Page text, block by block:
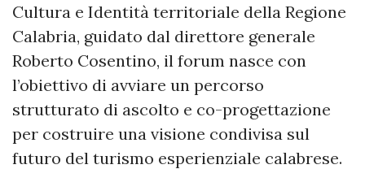
Cultura e Identità territoriale della Regione
Calabria, guidato dal direttore generale
Roberto Cosentino, il forum nasce con
l’obiettivo di avviare un percorso
strutturato di ascolto e co-progettazione
per costruire una visione condivisa sul
futuro del turismo esperienziale calabrese.